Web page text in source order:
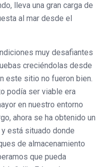
lleva una gran carga de
al mar desde el
muy desafiantes
creciéndolas desde
este sitio no fueron bien.
podía ser viable era
en nuestro entorno
ahora se ha obtenido un
está situado donde
de almacenamiento
que pueda